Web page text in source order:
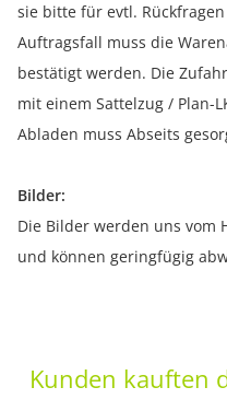
sie bitte für evtl.
Auftragsfall muss die
bestätigt werden. Die
mit einem Sattelzug / Plan-
Abladen muss Abseits
Bilder:
Die Bilder werden uns vom
und können geringfügig
Kunden kauften